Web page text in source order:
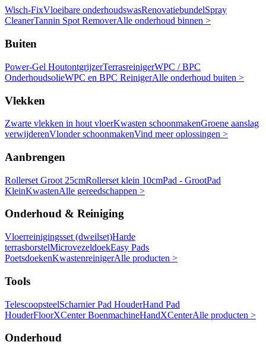
Wisch-FixVloeibare onderhoudswasRenovatiebundelSpray
CleanerTannin Spot RemoverAlle onderhoud binnen >
Buiten
Power-Gel HoutontgrijzerTerrasreinigerWPC / BPC
OnderhoudsolieWPC en BPC ReinigerAlle onderhoud buiten >
Vlekken
Zwarte vlekken in hout vloerKwasten schoonmakenGroene aanslag
verwijderenVlonder schoonmakenVind meer oplossingen >
Aanbrengen
Rollerset Groot 25cmRollerset klein 10cmPad - GrootPad
KleinKwastenAlle gereedschappen >
Onderhoud & Reiniging
Vloerreinigingsset (dweilset)Harde
terrasborstelMicrovezeldoekEasy Pads
PoetsdoekenKwastenreinigerAlle producten >
Tools
TelescoopsteelScharnier Pad HouderHand Pad
HouderFloorXCenter BoenmachineHandXCenterAlle producten >
Onderhoud